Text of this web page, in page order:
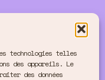
technologies telles
des appareils. Le
des données